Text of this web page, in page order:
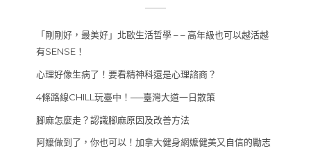
「剛剛好，最美好」北歐生活哲學 – – 高年級也可以越活越
有SENSE！
心理好像生病了！要看精神科還是心理諮商？
4條路線CHILL玩臺中！──臺灣大道一日散策
腳麻怎麼走？認識腳麻原因及改善方法
阿嬤做到了，你也可以！加拿大健身網嬤健美又自信的勵志